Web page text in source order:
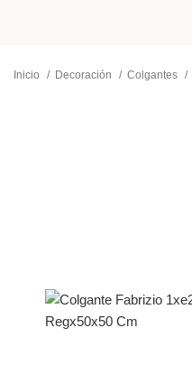
Inicio Decoración Colgantes